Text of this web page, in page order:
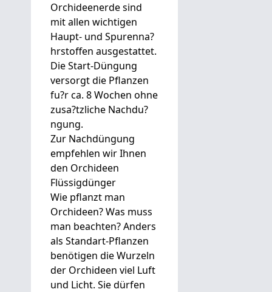
Orchideenerde sind
mit allen wichtigen
Haupt- und Spurenna?
hrstoffen ausgestattet.
Die Start-Düngung
versorgt die Pflanzen
fu?r ca. 8 Wochen ohne
zusa?tzliche Nachdu?
ngung.
Zur Nachdüngung
empfehlen wir Ihnen
den Orchideen
Flüssigdünger
Wie pflanzt man
Orchideen? Was muss
man beachten? Anders
als Standart-Pflanzen
benötigen die Wurzeln
der Orchideen viel Luft
und Licht. Sie dürfen